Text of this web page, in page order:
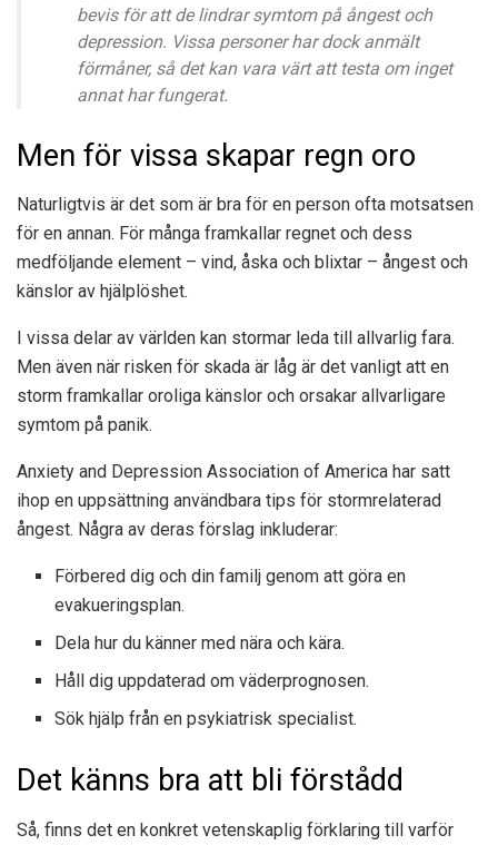
bevis för att de lindrar symtom på ångest och
depression. Vissa personer har dock anmält
förmåner, så det kan vara värt att testa om inget
annat har fungerat.
Men för vissa skapar regn oro
Naturligtvis är det som är bra för en person ofta motsatsen
för en annan. För många framkallar regnet och dess
medföljande element – vind, åska och blixtar – ångest och
känslor av hjälplöshet.
I vissa delar av världen kan stormar leda till allvarlig fara.
Men även när risken för skada är låg är det vanligt att en
storm framkallar oroliga känslor och orsakar allvarligare
symtom på panik.
Anxiety and Depression Association of America har satt
ihop en uppsättning användbara tips för stormrelaterad
ångest. Några av deras förslag inkluderar:
Förbered dig och din familj genom att göra en
evakueringsplan.
Dela hur du känner med nära och kära.
Håll dig uppdaterad om väderprognosen.
Sök hjälp från en psykiatrisk specialist.
Det känns bra att bli förstådd
Så, finns det en konkret vetenskaplig förklaring till varför